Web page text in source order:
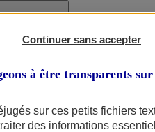
Continuer sans accepter
à être transparents
sur ces petits fichiers
des informations